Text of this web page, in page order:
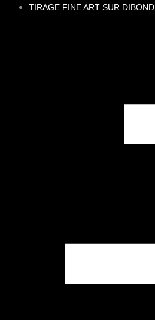
TIRAGE FINE ART SUR DIBOND